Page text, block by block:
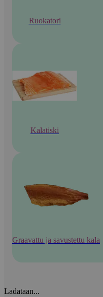
Ruokatori
Kalatiski
Graavattu ja savustettu kala
Ladataan...